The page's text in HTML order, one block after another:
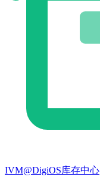
IVM@DigiOS库存中心